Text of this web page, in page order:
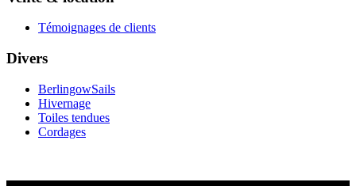
Témoignages de clients
Divers
BerlingowSails
Hivernage
Toiles tendues
Cordages